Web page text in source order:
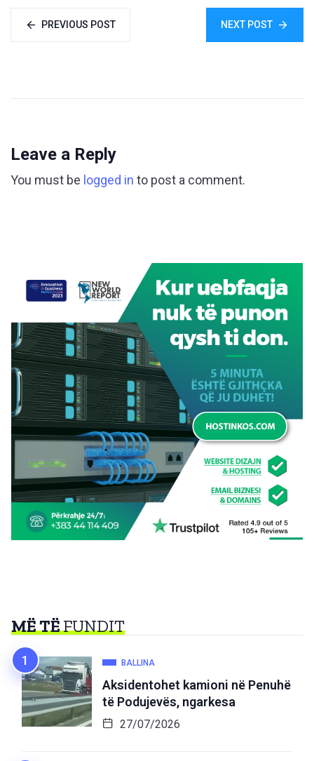
PREVIOUS POST NEXT POST
Leave a Reply
You must be logged in to post a comment.
MË TËFUNDIT
BALLINA
Aksidentohet kamioni në Penuhë
të Podujevës, ngarkesa
27/07/2026